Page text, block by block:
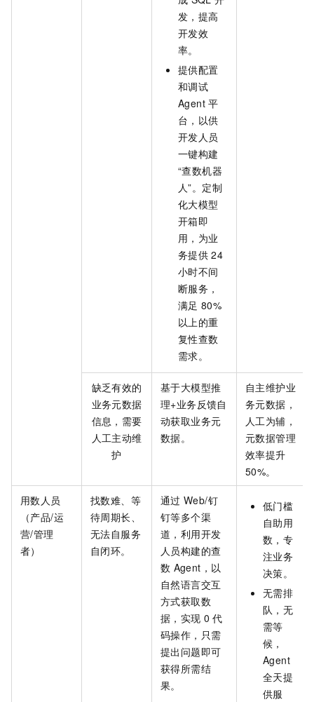
发，提高
开发效
率。
提供配置
和调试
Agent 平
台，以供
开发人员
一键构建
“查数机器
人”。定制
化大模型
开箱即
用，为业
务提供 24
小时不间
断服务，
满足 80%
以上的重
复性查数
需求。
缺乏有效的
业务元数据
信息，需要
人工主动维
护
基于大模型推
理+业务反馈自
动获取业务元
数据。
自主维护业
务元数据，
人工为辅，
元数据管理
效率提升
50%。
用数人员
（产品/运
营/管理
者）
找数难、等
待周期长、
无法自服务
自闭环。
通过 Web/钉
钉等多个渠
道，利用开发
人员构建的查
数 Agent，以
自然语言交互
方式获取数
据，实现 0 代
码操作，只需
提出问题即可
获得所需结
果。
低门槛
自助用
数，专
注业务
决策。
无需排
队，无
需等
候，
Agent
全天提
供服